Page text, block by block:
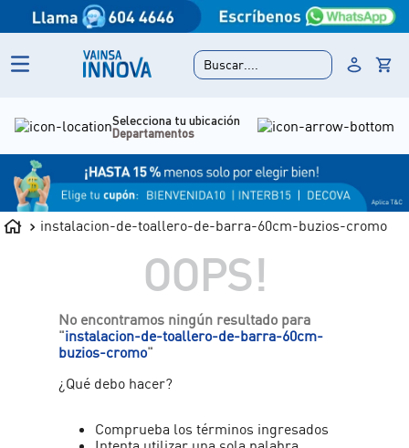
Buscar....
Selecciona tu ubicación
Departamentos
instalacion-de-toallero-de-barra-60cm-buzios-cromo
OOPS!
No encontramos ningún resultado para
"instalacion-de-toallero-de-barra-60cm-
buzios-cromo"
¿Qué debo hacer?
Comprueba los términos ingresados